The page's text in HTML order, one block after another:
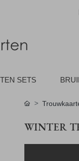
SETS
WINTER